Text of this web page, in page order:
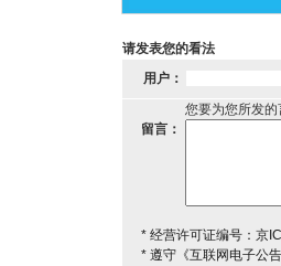
请发表您的看法
用户：
您要为您所发
留言：
* 经营许可证编号：京
* 遵守《互联网电子公